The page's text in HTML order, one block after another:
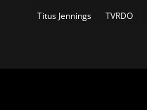
Titus Jennings
TVRDO